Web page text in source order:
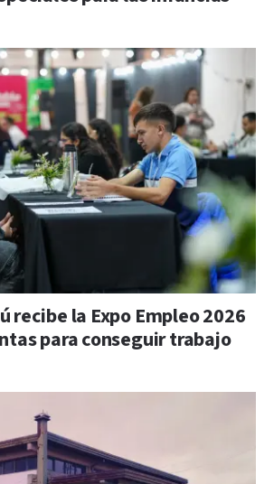
recibe la Expo Empleo 2026
para conseguir trabajo